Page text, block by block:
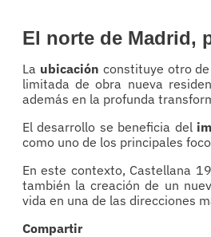
El norte de Madrid,
La ubicación constituye otro
limitada de obra nueva
además en la profunda
El desarrollo se beneficia del
como uno de los principales
En este contexto, Castellana
también la creación de un
vida en una de las direcciones
Compartir